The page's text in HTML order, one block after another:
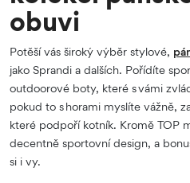
obuvi
Potěší vás široký výběr stylové,
jako Sprandi a dalších. Pořídíte
outdoorové boty, které s vámi
pokud to s horami myslíte vážně,
které podpoří kotník. Kromě TOP
decentně sportovní design, a
si i vy.